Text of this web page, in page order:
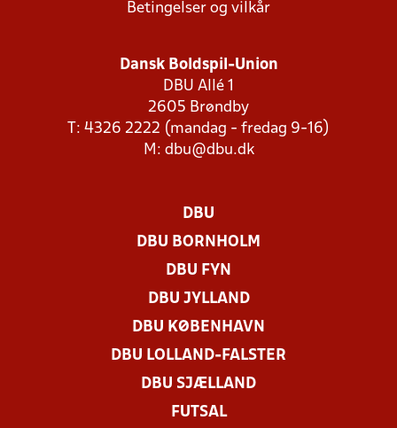
Betingelser og vilkår
Dansk Boldspil-Union
DBU Allé 1
2605 Brøndby
T: 4326 2222 (mandag - fredag 9-16)
M: dbu@dbu.dk
DBU
DBU BORNHOLM
DBU FYN
DBU JYLLAND
DBU KØBENHAVN
DBU LOLLAND-FALSTER
DBU SJÆLLAND
FUTSAL